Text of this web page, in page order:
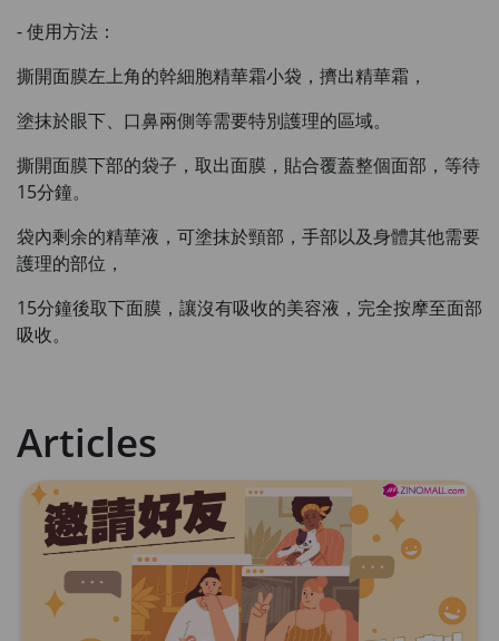
to the cart
HKD$85
HKD$145
Add To Cart
- 使用方法：
撕開面膜左上角的幹細胞精華霜小袋，擠出精華霜，
塗抹於眼下、口鼻兩側等需要特別護理的區域。
撕開面膜下部的袋子，取出面膜，貼合覆蓋整個面部，等待
15分鐘。
袋內剩余的精華液，可塗抹於頸部，手部以及身體其他需要
護理的部位，
15分鐘後取下面膜，讓沒有吸收的美容液，完全按摩至面部
吸收。
Articles